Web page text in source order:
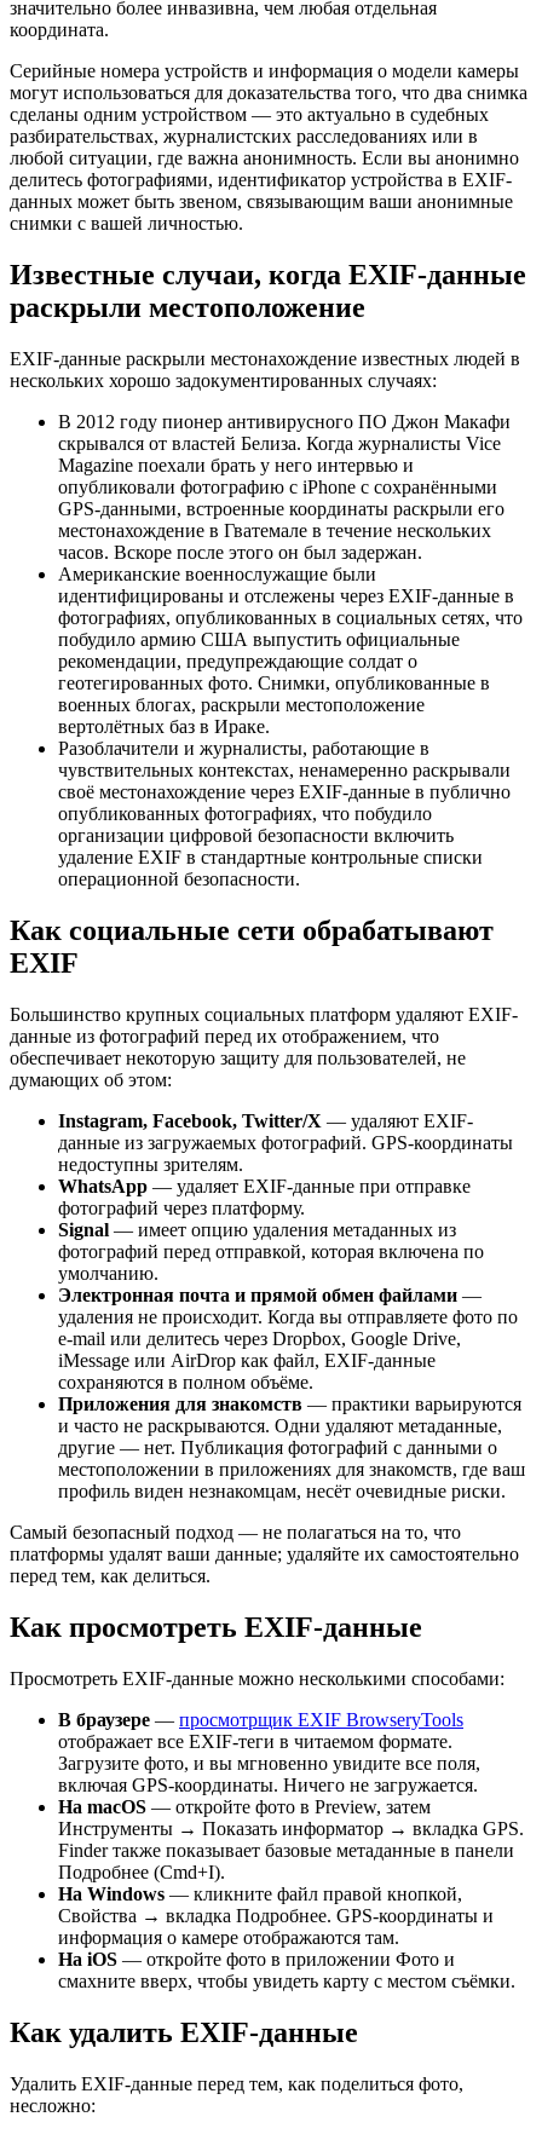
значительно более инвазивна, чем любая отдельная
координата.
Серийные номера устройств и информация о модели камеры
могут использоваться для доказательства того, что два снимка
сделаны одним устройством — это актуально в судебных
разбирательствах, журналистских расследованиях или в
любой ситуации, где важна анонимность. Если вы анонимно
делитесь фотографиями, идентификатор устройства в EXIF-
данных может быть звеном, связывающим ваши анонимные
снимки с вашей личностью.
Известные случаи, когда EXIF-данные
раскрыли местоположение
EXIF-данные раскрыли местонахождение известных людей в
нескольких хорошо задокументированных случаях:
В 2012 году пионер антивирусного ПО Джон Макафи
скрывался от властей Белиза. Когда журналисты Vice
Magazine поехали брать у него интервью и
опубликовали фотографию с iPhone с сохранёнными
GPS-данными, встроенные координаты раскрыли его
местонахождение в Гватемале в течение нескольких
часов. Вскоре после этого он был задержан.
Американские военнослужащие были
идентифицированы и отслежены через EXIF-данные в
фотографиях, опубликованных в социальных сетях, что
побудило армию США выпустить официальные
рекомендации, предупреждающие солдат о
геотегированных фото. Снимки, опубликованные в
военных блогах, раскрыли местоположение
вертолётных баз в Ираке.
Разоблачители и журналисты, работающие в
чувствительных контекстах, ненамеренно раскрывали
своё местонахождение через EXIF-данные в публично
опубликованных фотографиях, что побудило
организации цифровой безопасности включить
удаление EXIF в стандартные контрольные списки
операционной безопасности.
Как социальные сети обрабатывают
EXIF
Большинство крупных социальных платформ удаляют EXIF-
данные из фотографий перед их отображением, что
обеспечивает некоторую защиту для пользователей, не
думающих об этом:
Instagram, Facebook, Twitter/X — удаляют EXIF-
данные из загружаемых фотографий. GPS-координаты
недоступны зрителям.
WhatsApp — удаляет EXIF-данные при отправке
фотографий через платформу.
Signal — имеет опцию удаления метаданных из
фотографий перед отправкой, которая включена по
умолчанию.
Электронная почта и прямой обмен файлами —
удаления не происходит. Когда вы отправляете фото по
e-mail или делитесь через Dropbox, Google Drive,
iMessage или AirDrop как файл, EXIF-данные
сохраняются в полном объёме.
Приложения для знакомств — практики варьируются
и часто не раскрываются. Одни удаляют метаданные,
другие — нет. Публикация фотографий с данными о
местоположении в приложениях для знакомств, где ваш
профиль виден незнакомцам, несёт очевидные риски.
Самый безопасный подход — не полагаться на то, что
платформы удалят ваши данные; удаляйте их самостоятельно
перед тем, как делиться.
Как просмотреть EXIF-данные
Просмотреть EXIF-данные можно несколькими способами:
В браузере — просмотрщик EXIF BrowseryTools
отображает все EXIF-теги в читаемом формате.
Загрузите фото, и вы мгновенно увидите все поля,
включая GPS-координаты. Ничего не загружается.
На macOS — откройте фото в Preview, затем
Инструменты → Показать информатор → вкладка GPS.
Finder также показывает базовые метаданные в панели
Подробнее (Cmd+I).
На Windows — кликните файл правой кнопкой,
Свойства → вкладка Подробнее. GPS-координаты и
информация о камере отображаются там.
На iOS — откройте фото в приложении Фото и
смахните вверх, чтобы увидеть карту с местом съёмки.
Как удалить EXIF-данные
Удалить EXIF-данные перед тем, как поделиться фото,
несложно: